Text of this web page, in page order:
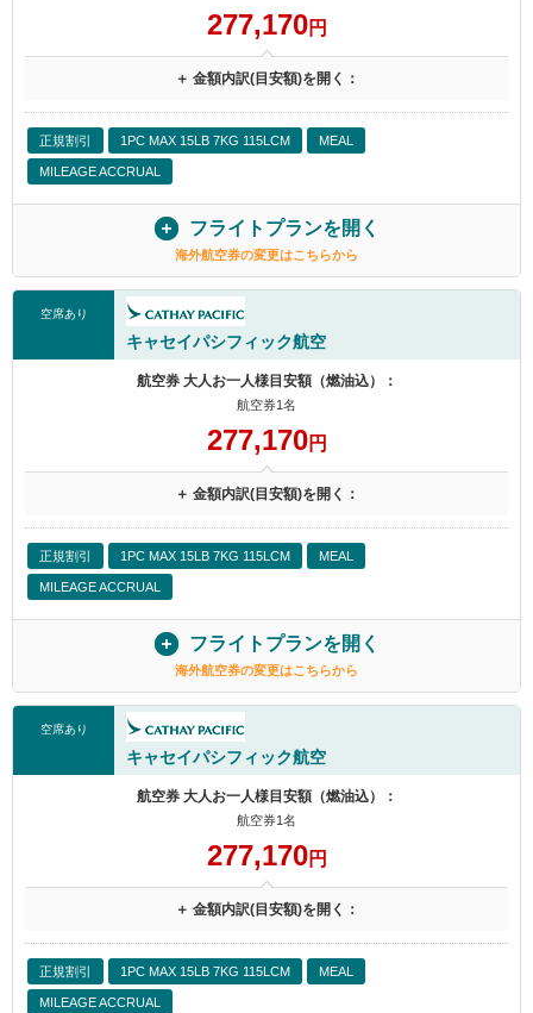
277,170円
＋ 金額内訳(目安額)を開く：
正規割引 1PC MAX 15LB 7KG 115LCM MEAL
MILEAGE ACCRUAL
フライトプランを開く
海外航空券の変更はこちらから
空席あり
キャセイパシフィック航空
航空券 大人お一人様目安額（燃油込）：
航空券1名
277,170円
＋ 金額内訳(目安額)を開く：
正規割引 1PC MAX 15LB 7KG 115LCM MEAL
MILEAGE ACCRUAL
フライトプランを開く
海外航空券の変更はこちらから
空席あり
キャセイパシフィック航空
航空券 大人お一人様目安額（燃油込）：
航空券1名
277,170円
＋ 金額内訳(目安額)を開く：
正規割引 1PC MAX 15LB 7KG 115LCM MEAL
MILEAGE ACCRUAL